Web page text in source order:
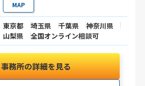
MAP
東京都 埼玉県 千葉県
神奈川県
山梨県
全国オンライン相談可
事務所の詳細を見る